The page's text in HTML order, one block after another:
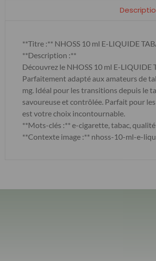
**Titre :** NHOSS 10 ml E-LIQUIDE
**Description :**
Découvrez le NHOSS 10 ml E-
Parfaitement adapté aux amateurs de
mg. Idéal pour les transitions depuis le
savoureuse et contrôlée. Parfait pour
est votre choix incontournable.
**Mots-clés :** e-cigarette, tabac, qualité
**Contexte image :** nhoss-10-ml-e-